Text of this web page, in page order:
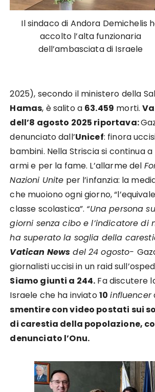
Il sindaco di Andora Demichelis
accolto l’alta funzionaria
dell’ambasciata di Israele
2025), secondo il ministero della
Hamas, è salito a 63.459 morti.
dell’8 agosto 2025 riportava:
denunciato dall’Unicef: finora
bambini. Nella Striscia si continua
armi e per la fame. L’allarme del
Nazioni Unite per l’infanzia: la
che muoiono ogni giorno,
classe scolastica”. “Una persona
giorni senza cibo e l’indicatore di
ha superato la soglia della
Vatican News del 24 ogosto-
giornalisti uccisi in un raid
Siamo giunti a 244. Fa discutere
Israele che ha inviato10 influencer
smentire con video postati sui
di carestia della popolazione,
denunciato l’Onu.